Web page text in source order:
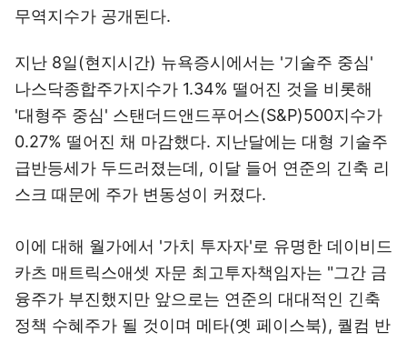
무역지수가 공개된다.
지난 8일(현지시간) 뉴욕증시에서는 '기술주 중심'
나스닥종합주가지수가 1.34% 떨어진 것을 비롯해
'대형주 중심' 스탠더드앤드푸어스(S&P)500지수가
0.27% 떨어진 채 마감했다. 지난달에는 대형 기술주
급반등세가 두드러졌는데, 이달 들어 연준의 긴축 리
스크 때문에 주가 변동성이 커졌다.
이에 대해 월가에서 '가치 투자자'로 유명한 데이비드
카츠 매트릭스애셋 자문 최고투자책임자는 "그간 금
융주가 부진했지만 앞으로는 연준의 대대적인 긴축
정책 수혜주가 될 것이며 메타(옛 페이스북), 퀄컴 반